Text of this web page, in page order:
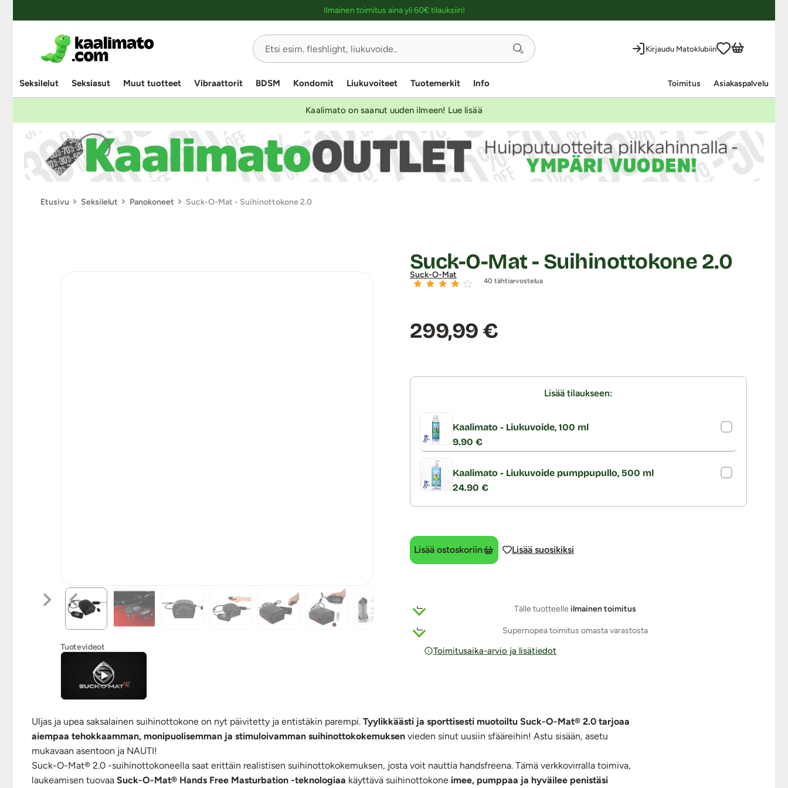
Ilmainen toimitus aina yli 60€ tilauksiin!
Kirjaudu Matoklubiin
Seksilelut Seksiasut Muut tuotteet Vibraattorit BDSM Kondomit Liukuvoiteet Tuotemerkit Info Toimitus Asiakaspalvelu
Kaalimato on saanut uuden ilmeen! Lue lisää
Etusivu Seksilelut Panokoneet Suck-O-Mat - Suihinottokone 2.0
Tuotevideot
Suck-O-Mat
Suck-O-Mat - Suihinottokone 2.0
40 tähtiarvostelua
Hinta:
299,99 €
Lisää tilaukseen:
Kaalimato - Liukuvoide, 100 ml
9.90 €
Kaalimato - Liukuvoide pumppupullo, 500 ml
24.90 €
Lisää ostoskoriin Lisää suosikiksi
Tälle tuotteelle ilmainen toimitus
Supernopea toimitus omasta varastosta
Toimitusaika-arvio ja lisätiedot
Uljas ja upea saksalainen suihinottokone on nyt päivitetty ja entistäkin parempi. Tyylikkäästi ja sporttisesti muotoiltu Suck-O-Mat® 2.0 tarjoaa
aiempaa tehokkaamman, monipuolisemman ja stimuloivamman suihinottokokemuksen vieden sinut uusiin sfääreihin! Astu sisään, asetu
mukavaan asentoon ja NAUTI!
Suck-O-Mat® 2.0 -suihinottokoneella saat erittäin realistisen suihinottokokemuksen, josta voit nauttia handsfreena. Tämä verkkovirralla toimiva,
laukeamisen tuovaa Suck-O-Mat® Hands Free Masturbation -teknologiaa käyttävä suihinottokone imee, pumppaa ja hyväilee penistäsi